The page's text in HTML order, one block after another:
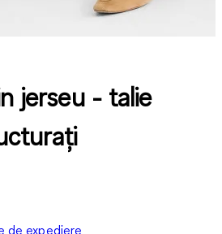
jerseu - talie
de expediere